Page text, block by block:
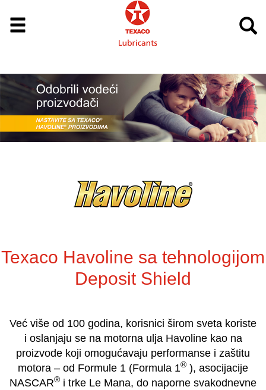
Texaco Havoline sa tehnologijom
Deposit Shield
Već više od 100 godina, korisnici širom sveta koriste
i oslanjaju se na motorna ulja Havoline kao na
proizvode koji omogućavaju performanse i zaštitu
motora – od Formule 1 (Formula 1® ), asocijacije
NASCAR® i trke Le Mana, do naporne svakodnevne